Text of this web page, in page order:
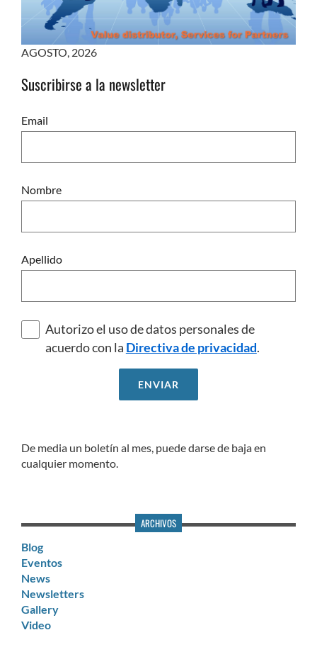
AGOSTO, 2026
Suscribirse a la newsletter
Email
Nombre
Apellido
Autorizo el uso de datos personales de
acuerdo con la Directiva de privacidad.
De media un boletín al mes, puede darse de baja en
cualquier momento.
ARCHIVOS
Blog
Eventos
News
Newsletters
Gallery
Video